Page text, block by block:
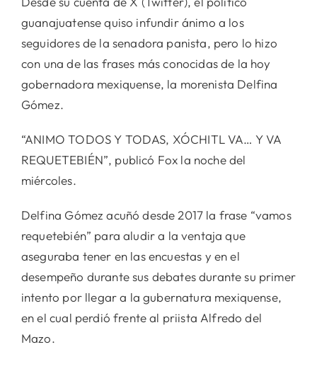
guanajuatense quiso infundir ánimo a los
seguidores de la senadora panista, pero lo hizo
con una de las frases más conocidas de la hoy
gobernadora mexiquense, la morenista Delfina
Gómez.
“ANIMO TODOS Y TODAS, XÓCHITL VA… Y VA
REQUETEBIÉN”, publicó Fox la noche del
miércoles.
Delfina Gómez acuñó desde 2017 la frase “vamos
requetebién” para aludir a la ventaja que
aseguraba tener en las encuestas y en el
desempeño durante sus debates durante su primer
intento por llegar a la gubernatura mexiquense,
en el cual perdió frente al priista Alfredo del
Mazo.